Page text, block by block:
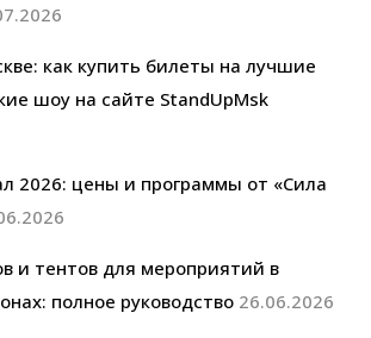
как купить билеты на лучшие
шоу на сайте StandUpMsk
2026: цены и программы от «Сила
и тентов для мероприятий в
полное руководство 26.06.2026